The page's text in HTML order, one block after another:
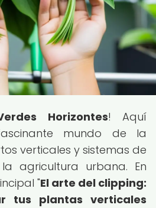
Horizontes! Aquí
mundo de la
verticales y sistemas de
agricultura urbana. En
"El arte del clipping:
tus plantas verticales